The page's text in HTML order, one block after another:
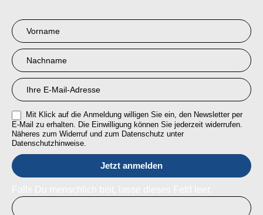
Newsletter
Anmeldung
RMI
Mit Klick auf die Anmeldung willigen Sie ein, den Newsletter per
E-Mail zu erhalten. Die Einwilligung können Sie jederzeit widerrufen.
Näheres zum Widerruf und zum Datenschutz unter
Datenschutzhinweise.